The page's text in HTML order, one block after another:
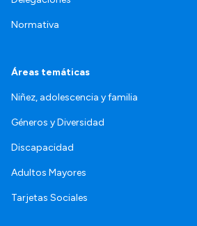
Normativa
Áreas temáticas
Niñez, adolescencia y familia
Géneros y Diversidad
Discapacidad
Adultos Mayores
Tarjetas Sociales